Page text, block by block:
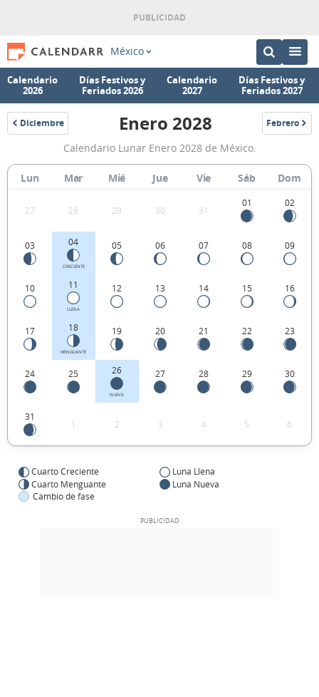
México
Calendario
2026
Días Festivos y
Feriados 2026
Calendario
2027
Días Festivos y
Feriados 2027
Diciembre
2027
Calendario
Lunar
Enero
México.
Enero 2028 Febrero
2028
Calendario Lunar Enero 2028 de México.
Lun Mar Mié Jue Vie Sáb Dom
27 28 29 30 31
01 02
03 04
CRECIENTE
05 06 07 08 09
10 11
LLENA
12 13 14 15 16
17 18
MENGUANTE
19 20 21 22 23
24 25 26
NUEVA
27 28 29 30
31
1 2 3 4 5 6
Cuarto Creciente
Luna Llena
Cuarto Menguante
Luna Nueva
Cambio de fase